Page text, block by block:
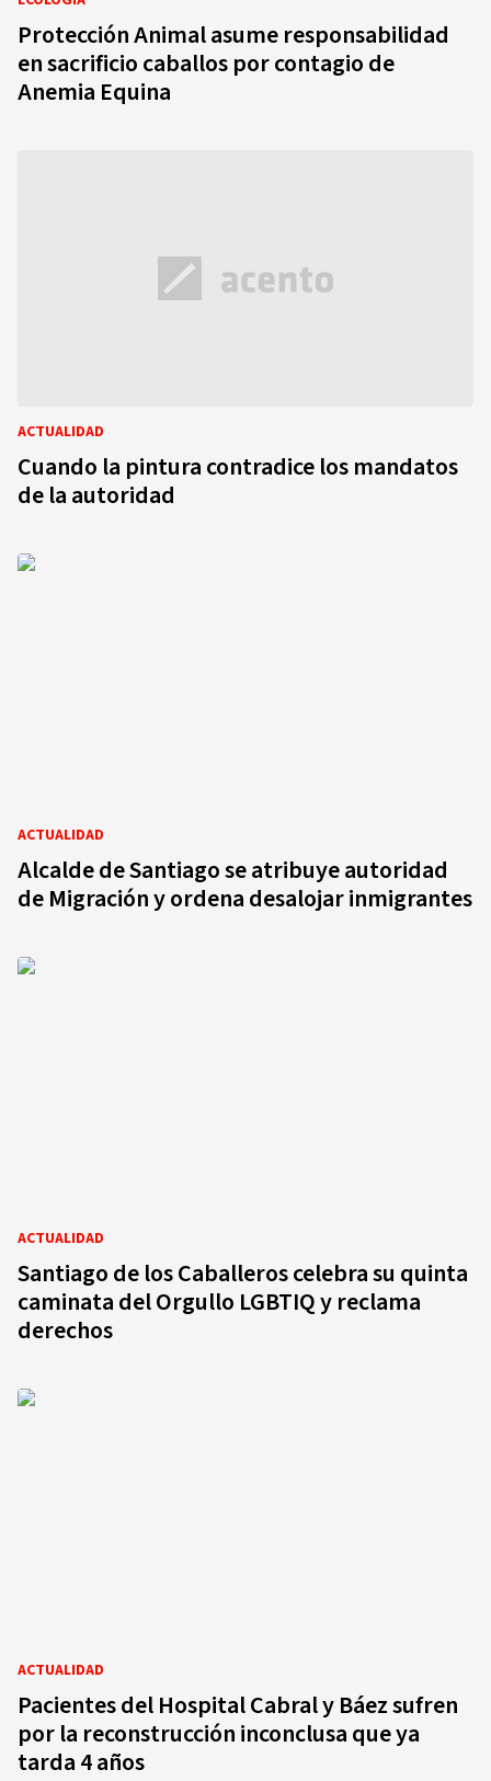
Protección Animal asume responsabilidad
en sacrificio caballos por contagio de
Anemia Equina
ACTUALIDAD
Cuando la pintura contradice los mandatos
de la autoridad
ACTUALIDAD
Alcalde de Santiago se atribuye autoridad
de Migración y ordena desalojar inmigrantes
ACTUALIDAD
Santiago de los Caballeros celebra su quinta
caminata del Orgullo LGBTIQ y reclama
derechos
ACTUALIDAD
Pacientes del Hospital Cabral y Báez sufren
por la reconstrucción inconclusa que ya
tarda 4 años